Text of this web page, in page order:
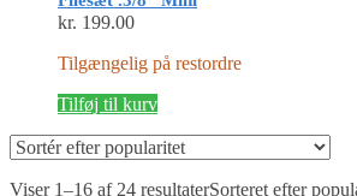
kr. 199.00
Tilgængelig på restordre
Tilføj til kurv
Viser 1–16 af 24 resultaterSorteret efter